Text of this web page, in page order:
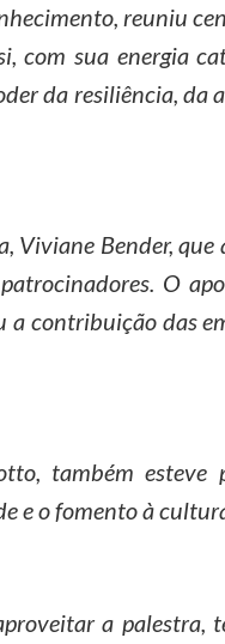
reuniu
com sua energia
da resiliência, da
Viviane Bender,
O
contribuição das
também esteve
e o fomento à
a palestra,